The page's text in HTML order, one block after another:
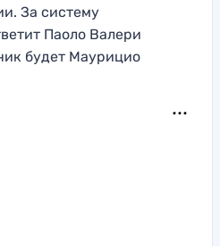
За систему
Паоло Валери
будет Маурицио